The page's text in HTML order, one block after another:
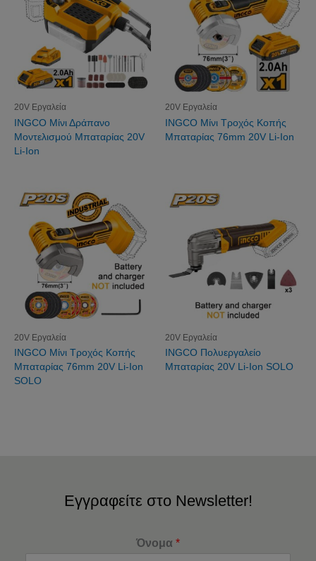
20V Εργαλεία
INGCO Μίνι Δράπανο
Μοντελισμού Μπαταρίας 20V
Li-Ion
20V Εργαλεία
INGCO Μίνι Τροχός Κοπής
Μπαταρίας 76mm 20V Li-Ion
20V Εργαλεία
INGCO Μίνι Τροχός Κοπής
Μπαταρίας 76mm 20V Li-Ion
SOLO
20V Εργαλεία
INGCO Πολυεργαλείο
Μπαταρίας 20V Li-Ion SOLO
Εγγραφείτε στο Newsletter!
Όνομα *